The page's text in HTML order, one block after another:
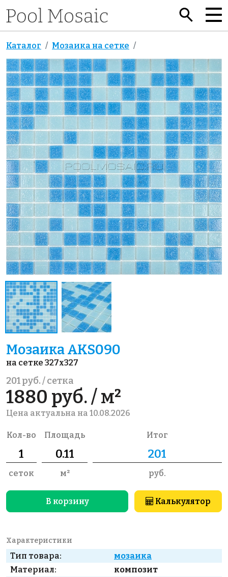
Каталог Мозаика на сетке
Мозаика AKS090
на сетке 327x327
201 руб. / сетка
1880 руб. / м²
Цена актуальна на 10.08.2026
Кол-во
сеток
Площадь
м²
Итог
руб.
В корзину Калькулятор
Характеристики
Тип товара:
мозаика
Материал:
композит